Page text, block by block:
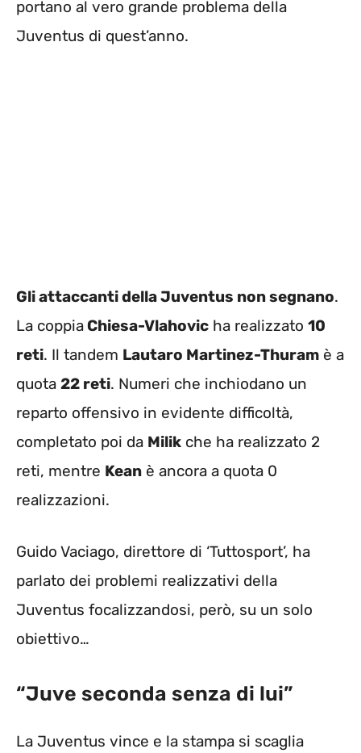
portano al vero grande problema della
Juventus di quest’anno.
Gli attaccanti della Juventus non segnano.
La coppiaChiesa-Vlahovic ha realizzato 10
reti. Il tandem Lautaro Martinez-Thuram è a
quota 22 reti. Numeri che inchiodano un
reparto offensivo in evidente difficoltà,
completato poi da Milik che ha realizzato 2
reti, mentre Kean è ancora a quota 0
realizzazioni.
Guido Vaciago, direttore di ‘Tuttosport’, ha
parlato dei problemi realizzativi della
Juventus focalizzandosi, però, su un solo
obiettivo…
“Juve seconda senza di lui”
La Juventus vince e la stampa si scaglia